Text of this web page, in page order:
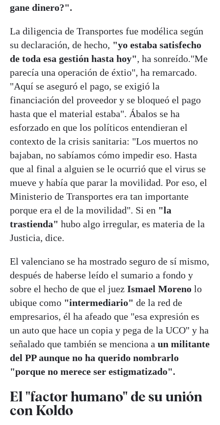
gane dinero?".
La diligencia de Transportes fue modélica según
su declaración, de hecho, "yo estaba satisfecho
de toda esa gestión hasta hoy", ha sonreído."Me
parecía una operación de éxtio", ha remarcado.
"Aquí se aseguró el pago, se exigió la
financiación del proveedor y se bloqueó el pago
hasta que el material estaba". Ábalos se ha
esforzado en que los políticos entendieran el
contexto de la crisis sanitaria: "Los muertos no
bajaban, no sabíamos cómo impedir eso. Hasta
que al final a alguien se le ocurrió que el virus se
mueve y había que parar la movilidad. Por eso, el
Ministerio de Transportes era tan importante
porque era el de la movilidad". Si en "la
trastienda" hubo algo irregular, es materia de la
Justicia, dice.
El valenciano se ha mostrado seguro de sí mismo,
después de haberse leído el sumario a fondo y
sobre el hecho de que el juez Ismael Moreno lo
ubique como "intermediario" de la red de
empresarios, él ha afeado que "esa expresión es
un auto que hace un copia y pega de la UCO" y ha
señalado que también se menciona a un militante
del PP aunque no ha querido nombrarlo
"porque no merece ser estigmatizado".
El "factor humano" de su unión
con Koldo